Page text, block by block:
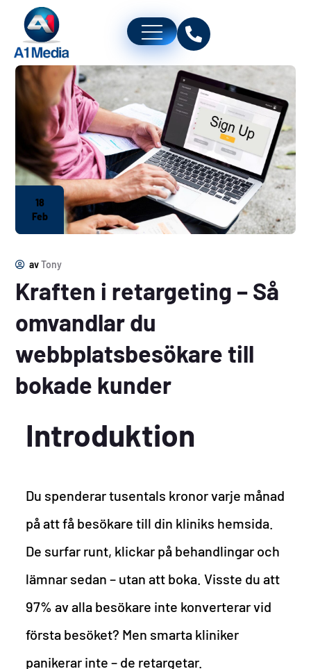
18
Feb
avTony
Kraften i retargeting – Så
omvandlar du
webbplatsbesökare till
bokade kunder
Introduktion
Du spenderar tusentals kronor varje månad
på att få besökare till din kliniks hemsida.
De surfar runt, klickar på behandlingar och
lämnar sedan – utan att boka. Visste du att
97% av alla besökare inte konverterar vid
första besöket? Men smarta kliniker
panikerar inte – de retargetar.